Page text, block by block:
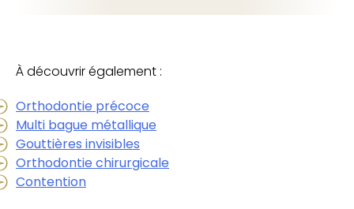
À découvrir également :
Orthodontie précoce
Multi bague métallique
Gouttières invisibles
Orthodontie chirurgicale
Contention